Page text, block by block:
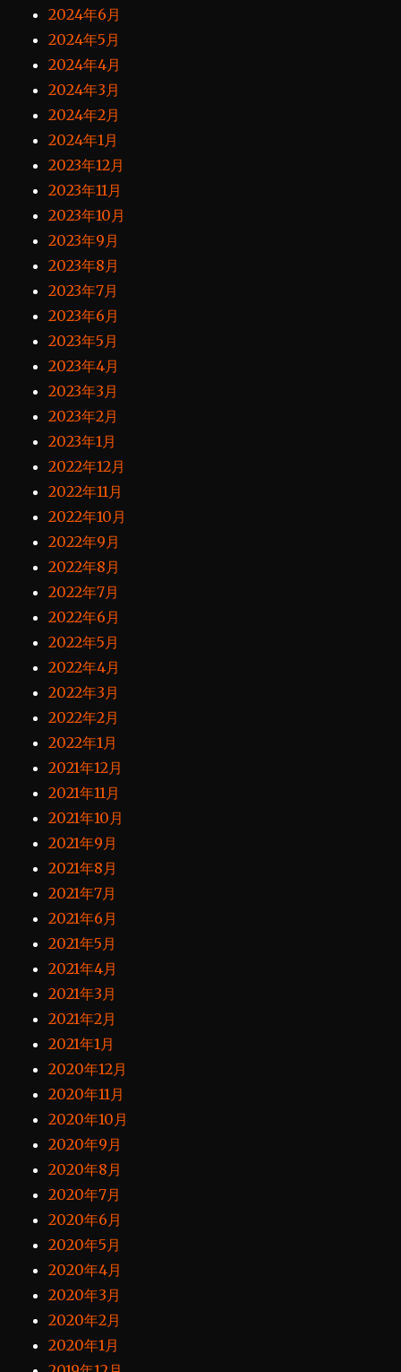
2024年6月
2024年5月
2024年4月
2024年3月
2024年2月
2024年1月
2023年12月
2023年11月
2023年10月
2023年9月
2023年8月
2023年7月
2023年6月
2023年5月
2023年4月
2023年3月
2023年2月
2023年1月
2022年12月
2022年11月
2022年10月
2022年9月
2022年8月
2022年7月
2022年6月
2022年5月
2022年4月
2022年3月
2022年2月
2022年1月
2021年12月
2021年11月
2021年10月
2021年9月
2021年8月
2021年7月
2021年6月
2021年5月
2021年4月
2021年3月
2021年2月
2021年1月
2020年12月
2020年11月
2020年10月
2020年9月
2020年8月
2020年7月
2020年6月
2020年5月
2020年4月
2020年3月
2020年2月
2020年1月